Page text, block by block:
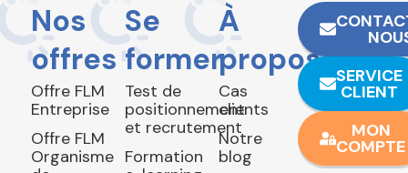
Nos
offres
Offre FLM
Entreprise
Offre FLM
Organisme
Se
former
Test de
positionnement
et recrutement
Formation
À
propos
Cas
clients
Notre
blog
SERVICE
CLIENT
MON
COMPTE